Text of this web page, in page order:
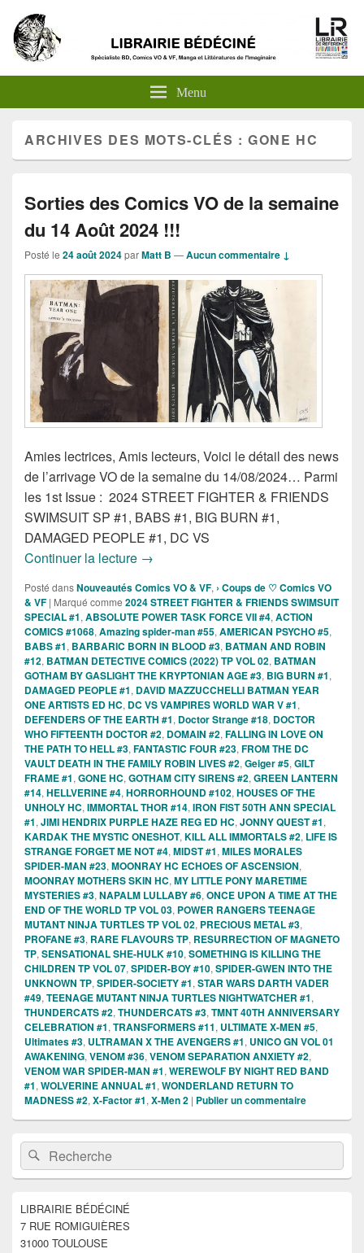
Menu
ARCHIVES DES MOTS-CLÉS :GONE HC
Sorties des Comics VO de la semaine
du 14 Août 2024 !!!
Posté le 24 août 2024parMatt B —Aucun commentaire ↓
Amies lectrices, Amis lecteurs, Voici le détail des news
de l’arrivage VO de la semaine du 14/08/2024… Parmi
les 1st Issue : 2024 STREET FIGHTER & FRIENDS
SWIMSUIT SP #1, BABS #1, BIG BURN #1,
DAMAGED PEOPLE #1, DC VS
Continuer la lecture Sorties des Comics VO de la semaine
→
Posté dansNouveautés Comics VO & VF, › Coups de ♡ Comics VO
& VF | Marqué comme 2024 STREET FIGHTER & FRIENDS SWIMSUIT
SPECIAL #1, ABSOLUTE POWER TASK FORCE VII #4, ACTION
COMICS #1068, Amazing spider-man #55, AMERICAN PSYCHO #5,
BABS #1, BARBARIC BORN IN BLOOD #3, BATMAN AND ROBIN
#12, BATMAN DETECTIVE COMICS (2022) TP VOL 02, BATMAN
GOTHAM BY GASLIGHT THE KRYPTONIAN AGE #3, BIG BURN #1,
DAMAGED PEOPLE #1, DAVID MAZZUCCHELLI BATMAN YEAR
ONE ARTISTS ED HC, DC VS VAMPIRES WORLD WAR V #1,
DEFENDERS OF THE EARTH #1, Doctor Strange #18, DOCTOR
WHO FIFTEENTH DOCTOR #2, DOMAIN #2, FALLING IN LOVE ON
THE PATH TO HELL #3, FANTASTIC FOUR #23, FROM THE DC
VAULT DEATH IN THE FAMILY ROBIN LIVES #2, Geiger #5, GILT
FRAME #1, GONE HC, GOTHAM CITY SIRENS #2, GREEN LANTERN
#14, HELLVERINE #4, HORRORHOUND #102, HOUSES OF THE
UNHOLY HC, IMMORTAL THOR #14, IRON FIST 50TH ANN SPECIAL
#1, JIMI HENDRIX PURPLE HAZE REG ED HC, JONNY QUEST #1,
KARDAK THE MYSTIC ONESHOT, KILL ALL IMMORTALS #2, LIFE IS
STRANGE FORGET ME NOT #4, MIDST #1, MILES MORALES
SPIDER-MAN #23, MOONRAY HC ECHOES OF ASCENSION,
MOONRAY MOTHERS SKIN HC, MY LITTLE PONY MARETIME
MYSTERIES #3, NAPALM LULLABY #6, ONCE UPON A TIME AT THE
END OF THE WORLD TP VOL 03, POWER RANGERS TEENAGE
MUTANT NINJA TURTLES TP VOL 02, PRECIOUS METAL #3,
PROFANE #3, RARE FLAVOURS TP, RESURRECTION OF MAGNETO
TP, SENSATIONAL SHE-HULK #10, SOMETHING IS KILLING THE
CHILDREN TP VOL 07, SPIDER-BOY #10, SPIDER-GWEN INTO THE
UNKNOWN TP, SPIDER-SOCIETY #1, STAR WARS DARTH VADER
#49, TEENAGE MUTANT NINJA TURTLES NIGHTWATCHER #1,
THUNDERCATS #2, THUNDERCATS #3, TMNT 40TH ANNIVERSARY
CELEBRATION #1, TRANSFORMERS #11, ULTIMATE X-MEN #5,
Ultimates #3, ULTRAMAN X THE AVENGERS #1, UNICO GN VOL 01
AWAKENING, VENOM #36, VENOM SEPARATION ANXIETY #2,
VENOM WAR SPIDER-MAN #1, WEREWOLF BY NIGHT RED BAND
#1, WOLVERINE ANNUAL #1, WONDERLAND RETURN TO
MADNESS #2, X-Factor #1, X-Men 2 | Publier un commentaire
Zone
principale
de
widget
barre
latérale
Recherche :Rechercher
LIBRAIRIE BÉDÉCINÉ
7 RUE ROMIGUIÈRES
31000 TOULOUSE